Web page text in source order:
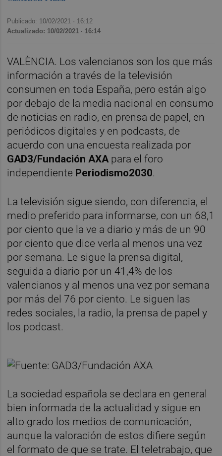
Publicado: 10/02/2021 · 16:12
Actualizado: 10/02/2021 · 16:14
VALÈNCIA. Los valencianos son los que más
información a través de la televisión
consumen en toda España, pero están algo
por debajo de la media nacional en consumo
de noticias en radio, en prensa de papel, en
periódicos digitales y en podcasts, de
acuerdo con una encuesta realizada por
GAD3/Fundación AXApara el foro
independiente Periodismo2030.
La televisión sigue siendo, con diferencia, el
medio preferido para informarse, con un 68,1
por ciento que la ve a diario y más de un 90
por ciento que dice verla al menos una vez
por semana. Le sigue la prensa digital,
seguida a diario por un 41,4% de los
valencianos y al menos una vez por semana
por más del 76 por ciento. Le siguen las
redes sociales, la radio, la prensa de papel y
los podcast.
La sociedad española se declara en general
bien informada de la actualidad y sigue en
alto grado los medios de comunicación,
aunque la valoración de estos difiere según
el formato de que se trate. El teletrabajo, que